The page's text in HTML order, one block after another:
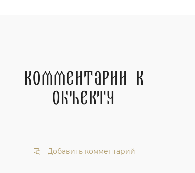
Комментарии к
объекту
Добавить комментарий